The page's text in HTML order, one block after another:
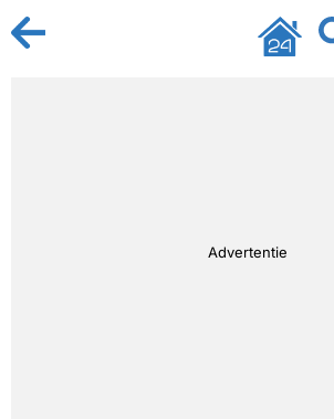
Advertentie